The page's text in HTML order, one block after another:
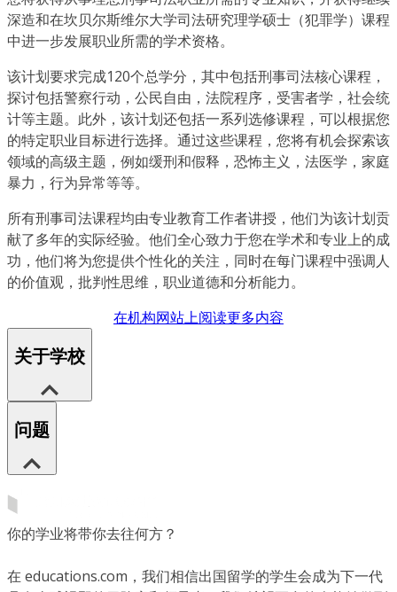
深造和在坎贝尔斯维尔大学司法研究理学硕士（犯罪学）课程
中进一步发展职业所需的学术资格。
该计划要求完成120个总学分，其中包括刑事司法核心课程，
探讨包括警察行动，公民自由，法院程序，受害者学，社会统
计等主题。此外，该计划还包括一系列选修课程，可以根据您
的特定职业目标进行选择。通过这些课程，您将有机会探索该
领域的高级主题，例如缓刑和假释，恐怖主义，法医学，家庭
暴力，行为异常等等。
所有刑事司法课程均由专业教育工作者讲授，他们为该计划贡
献了多年的实际经验。他们全心致力于您在学术和专业上的成
功，他们将为您提供个性化的关注，同时在每门课程中强调人
的价值观，批判性思维，职业道德和分析能力。
在机构网站上阅读更多内容
关于学校
问题
你的学业将带你去往何方？
在 educations.com，我们相信出国留学的学生会成为下一代